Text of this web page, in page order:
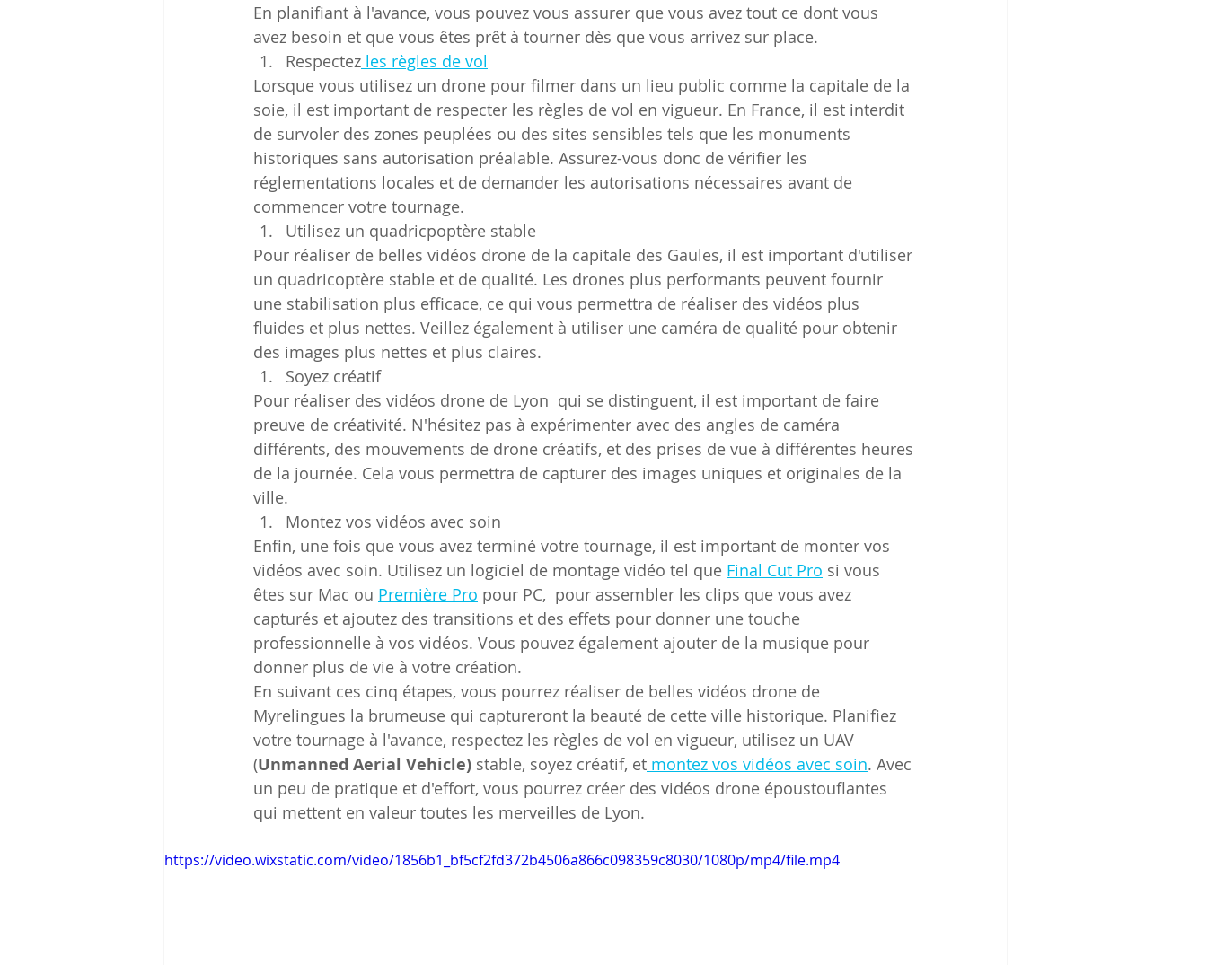
En planifiant à l'avance, vous pouvez vous assurer que vous avez tout ce dont vous
avez besoin et que vous êtes prêt à tourner dès que vous arrivez sur place.
Respectez les règles de vol
Lorsque vous utilisez un drone pour filmer dans un lieu public comme la capitale de la
soie, il est important de respecter les règles de vol en vigueur. En France, il est interdit
de survoler des zones peuplées ou des sites sensibles tels que les monuments
historiques sans autorisation préalable. Assurez-vous donc de vérifier les
réglementations locales et de demander les autorisations nécessaires avant de
commencer votre tournage.
Utilisez un quadricpoptère stable
Pour réaliser de belles vidéos drone de la capitale des Gaules, il est important d'utiliser
un quadricoptère stable et de qualité. Les drones plus performants peuvent fournir
une stabilisation plus efficace, ce qui vous permettra de réaliser des vidéos plus
fluides et plus nettes. Veillez également à utiliser une caméra de qualité pour obtenir
des images plus nettes et plus claires.
Soyez créatif
Pour réaliser des vidéos drone de Lyon  qui se distinguent, il est important de faire
preuve de créativité. N'hésitez pas à expérimenter avec des angles de caméra
différents, des mouvements de drone créatifs, et des prises de vue à différentes heures
de la journée. Cela vous permettra de capturer des images uniques et originales de la
ville.
Montez vos vidéos avec soin
Enfin, une fois que vous avez terminé votre tournage, il est important de monter vos
vidéos avec soin. Utilisez un logiciel de montage vidéo tel que Final Cut Pro si vous
êtes sur Mac ou Première Pro pour PC,  pour assembler les clips que vous avez
capturés et ajoutez des transitions et des effets pour donner une touche
professionnelle à vos vidéos. Vous pouvez également ajouter de la musique pour
donner plus de vie à votre création.
En suivant ces cinq étapes, vous pourrez réaliser de belles vidéos drone de
Myrelingues la brumeuse qui captureront la beauté de cette ville historique. Planifiez
votre tournage à l'avance, respectez les règles de vol en vigueur, utilisez un UAV
(Unmanned Aerial Vehicle) stable, soyez créatif, et montez vos vidéos avec soin. Avec
un peu de pratique et d'effort, vous pourrez créer des vidéos drone époustouflantes
qui mettent en valeur toutes les merveilles de Lyon.
https://video.wixstatic.com/video/1856b1_bf5cf2fd372b4506a866c098359c8030/1080p/mp4/file.mp4